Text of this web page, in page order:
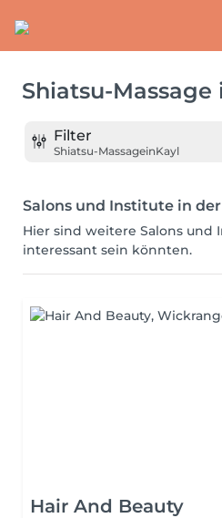
Shiatsu-Massage
Filter
Shiatsu-MassageinKayl
Salons und Institute in
Hier sind weitere Salons und
interessant sein könnten.
Hair And Beauty